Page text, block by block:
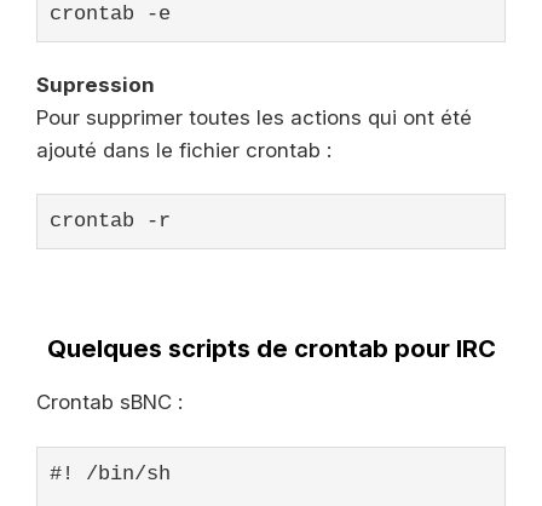
crontab -e
Supression
Pour supprimer toutes les actions qui ont été
ajouté dans le fichier crontab :
crontab -r
Quelques scripts de crontab pour IRC
Crontab sBNC :
#! /bin/sh